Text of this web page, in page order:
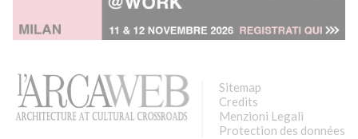
Sitemap
Credits
Menzioni Legali
Protection des données